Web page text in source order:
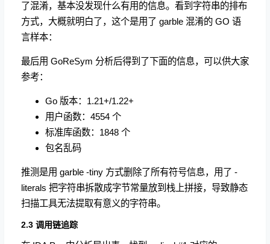
了混淆，基本没发现什么有用的信息。看到字符串的排布
方式，大概就明白了，这个是用了 garble 混淆的 GO 语
言样本：
最后用 GoReSym 分析后得到了下面的信息，可以供大家
参考：
Go 版本：1.21+/1.22+
用户函数：4554 个
标准库函数：1848 个
包名乱码
推测是用 garble -tiny 方式删除了所有符号信息，用了 -
literals 把字符串拆散成字节常量放到栈上拼接，导致静态
扫描工具无法提取有意义的字符串。
2.3 调用链追踪